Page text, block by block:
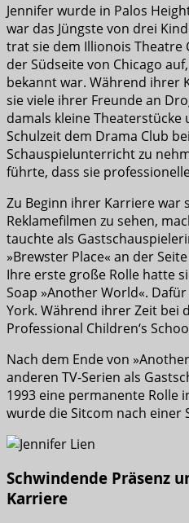
Jennifer wurde in Palos
war das Jüngste von drei
trat sie dem Illionois Theatre
der Südseite von Chicago
bekannt war. Während ihrer
sie viele ihrer Freunde an
damals kleine
Schulzeit dem Drama Club
Schauspielunterricht zu
führte, dass sie
Zu Beginn ihrer Karriere war
Reklamefilmen zu sehen,
tauchte als
»Brewster Place« an der
Ihre erste große Rolle hatte
Soap »Another World«.
York. Während ihrer Zeit bei
Professional Children‘s
Nach dem Ende von
anderen TV-Serien als
1993 eine permanente Rolle
wurde die Sitcom nach einer
Schwindende Präsenz
Karriere